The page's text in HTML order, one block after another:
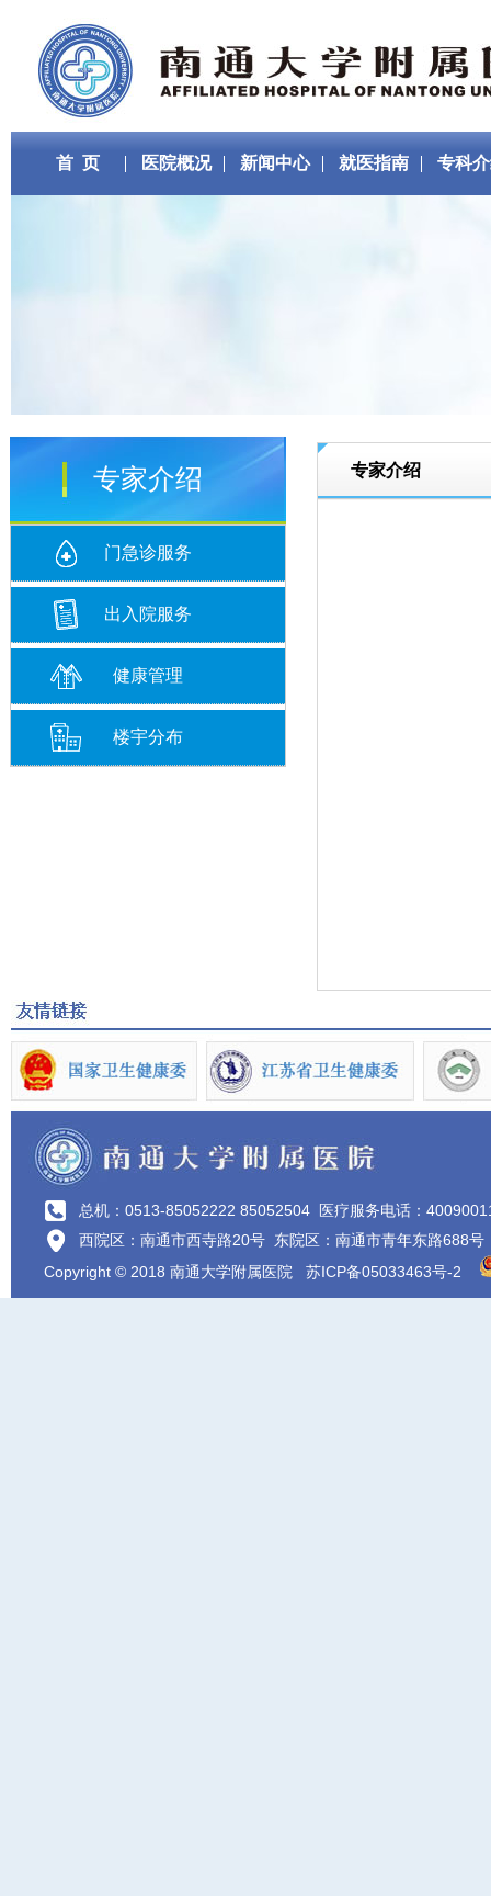
首 页 医院概况 新闻中心 就医指南 专科
专家介绍
门急诊服务
出入院服务
健康管理
楼宇分布
专家介绍
总机：0513-85052222 85052504 医疗服务电话：
西院区：南通市西寺路20号 东院区：南通市青年东路688号
Copyright © 2018 南通大学附属医院 苏ICP备05033463号-2